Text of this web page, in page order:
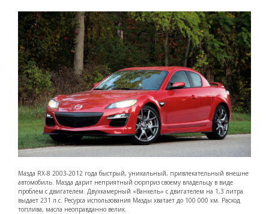
Мазда RX-8 2003-2012 года быстрый, уникальный, привлекательный внешне
автомобиль. Мазда дарит неприятный сюрприз своему владельцу в виде
проблем с двигателем. Двухкамерный «Ванкель» с двигателем на 1,3 литра
выдает 231 л.с. Ресурса использования Мазды хватает до 100 000 км. Расход
топлива, масла неоправданно велик.